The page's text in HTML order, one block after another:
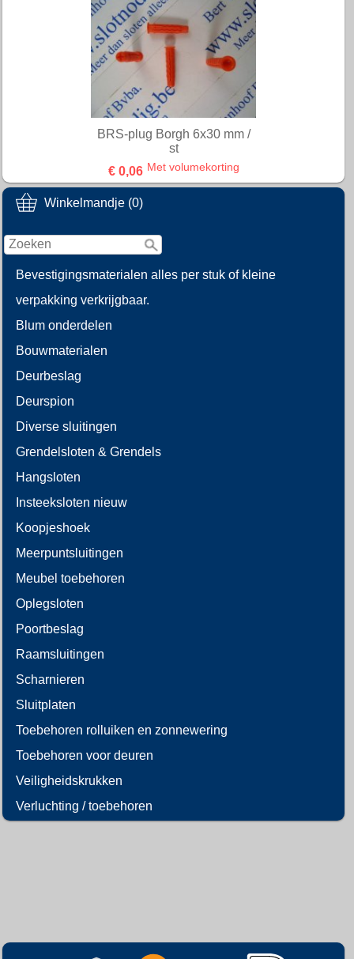
Winkelmandje (0)
Bevestigingsmaterialen alles per stuk of kleine
verpakking verkrijgbaar.
Blum onderdelen
Bouwmaterialen
Deurbeslag
Deurspion
Diverse sluitingen
Grendelsloten & Grendels
Hangsloten
Insteeksloten nieuw
Koopjeshoek
Meerpuntsluitingen
Meubel toebehoren
Oplegsloten
Poortbeslag
Raamsluitingen
Scharnieren
Sluitplaten
Toebehoren rolluiken en zonnewering
Toebehoren voor deuren
Veiligheidskrukken
Verluchting / toebehoren
BRS-plug Borgh 6x30 mm /
st
€ 0,06 Met volumekorting